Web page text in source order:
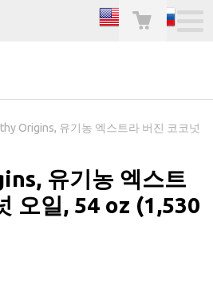
Origins, 유기농 엑스트라 버진 코코넛
유기농 엑스트
오일, 54 oz (1,530